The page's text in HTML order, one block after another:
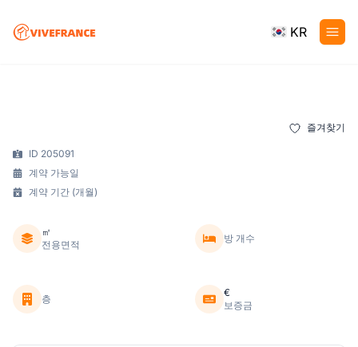
KR
즐겨찾기
ID 205091
계약 가능일
계약 기간 (개월)
㎡
전용면적
방 개수
층
€
보증금